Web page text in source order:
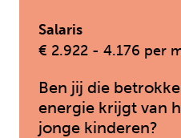
Salaris
€ 2.922 - 4.176 per
Ben jij die
energie krijgt van
jonge kinderen?